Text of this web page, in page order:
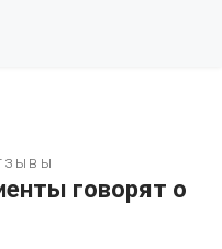
говорят о